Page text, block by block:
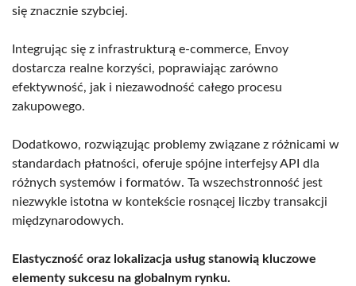
się znacznie szybciej.
Integrując się z infrastrukturą e-commerce, Envoy
dostarcza realne korzyści, poprawiając zarówno
efektywność, jak i niezawodność całego procesu
zakupowego.
Dodatkowo, rozwiązując problemy związane z różnicami w
standardach płatności, oferuje spójne interfejsy API dla
różnych systemów i formatów. Ta wszechstronność jest
niezwykle istotna w kontekście rosnącej liczby transakcji
międzynarodowych.
Elastyczność oraz lokalizacja usług stanowią kluczowe
elementy sukcesu na globalnym rynku.